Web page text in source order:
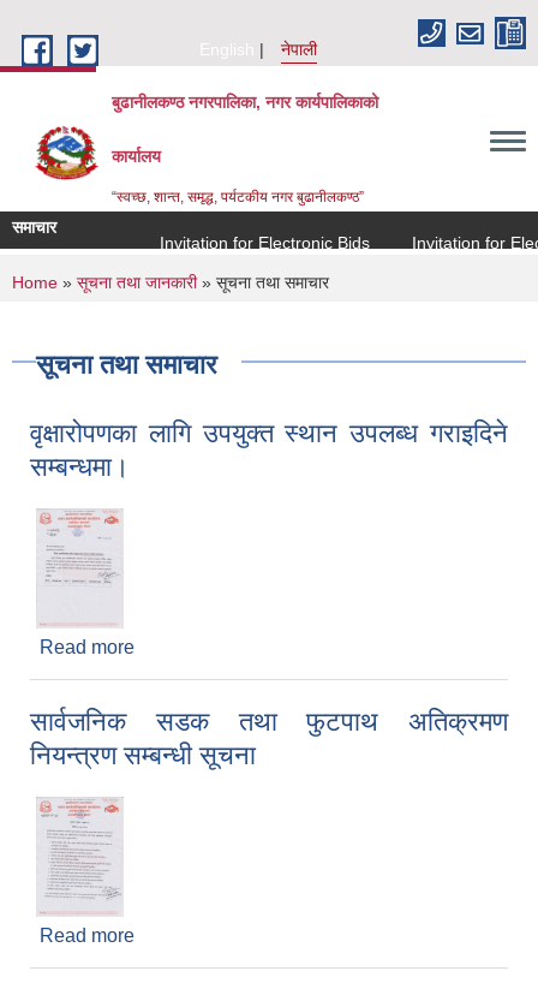
English
नेपाली
बुढानीलकण्ठ नगरपालिका, नगर कार्यपालिकाको
कार्यालय
“स्वच्छ, शान्त, समृद्ध, पर्यटकीय नगर बुढानीलकण्ठ”
समाचार
Invitation for Electronic Bids
Invitation for
You are here
Home » सूचना तथा जानकारी» सूचना तथा समाचार
सूचना तथा समाचार
वृक्षारोपणका लागि उपयुक्त स्थान उपलब्ध गराइदिने
सम्बन्धमा।
Read more
सार्वजनिक सडक तथा फुटपाथ अतिक्रमण
नियन्त्रण सम्बन्धी सूचना
Read more